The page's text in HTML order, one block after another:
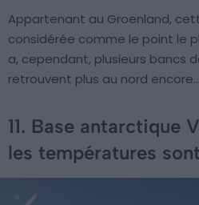
Appartenant au Groenland,
considérée comme le point le
a, cependant, plusieurs bancs
retrouvent plus au nord encore…
11. Base antarctique
les températures